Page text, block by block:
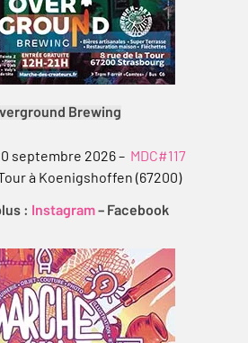
Brewing
septembre 2026 – MDC#117
à Koenigshoffen (67200)
: Instagram– Facebook